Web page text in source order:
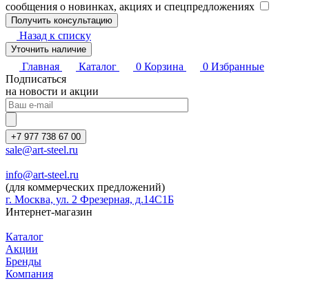
сообщения о новинках, акциях и спецпредложениях
Назад к списку
Уточнить наличие
Главная Каталог 0 Корзина 0 Избранные
Подписаться
на новости и акции
+7 977 738 67 00
sale@art-steel.ru
info@art-steel.ru
(для коммерческих предложений)
г. Москва, ул. 2 Фрезерная, д.14С1Б
Интернет-магазин
Каталог
Акции
Бренды
Компания